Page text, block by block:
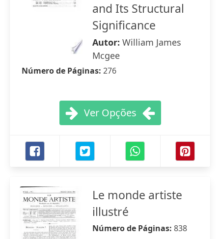
and Its Structural
Significance
Autor: William James
Mcgee
Número de Páginas: 276
Ver Opções
Le monde artiste
illustré
Número de Páginas: 838